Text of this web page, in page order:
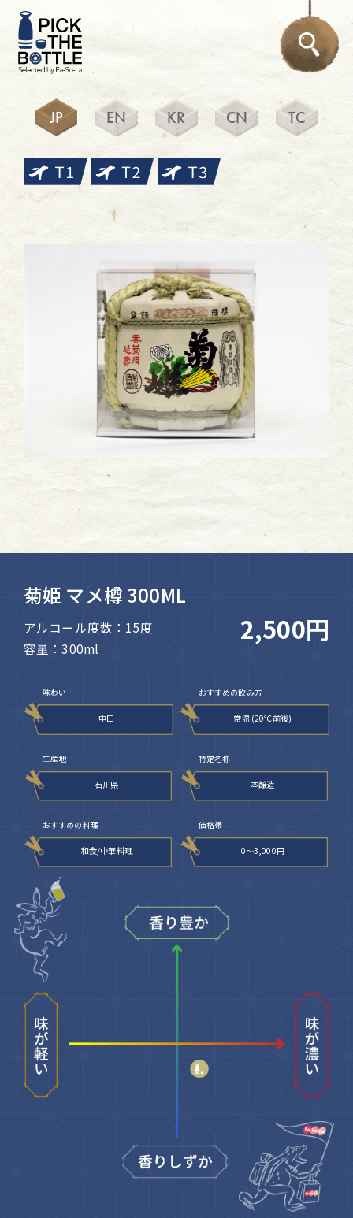
JP EN KR CN TC
菊姫 マメ樽 300ML
アルコール度数：15度
容量：300ml
2,500円
味わい
中口
おすすめの飲み方
常温 (20℃前後)
生産地
石川県
特定名称
本醸造
おすすめの料理
和食/中華料理
価格帯
0〜3,000円